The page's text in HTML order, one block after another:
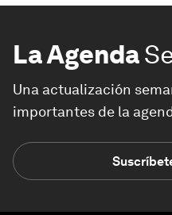
La Agenda
Una actualización
importantes de la